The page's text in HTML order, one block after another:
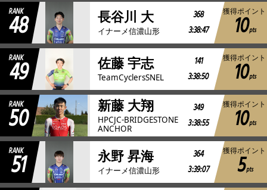
RANK
48 長谷川 大
イナーメ信濃山形
368
3:38:47
獲得ポイント
10pts
RANK
49 佐藤 宇志
TeamCyclersSNEL
141
3:38:50
獲得ポイント
10pts
RANK
50 新藤 大翔
HPCJC-BRIDGESTONE
ANCHOR
349
3:38:55
獲得ポイント
10pts
RANK
51 永野 昇海
イナーメ信濃山形
364
3:39:07
獲得ポイント
5pts